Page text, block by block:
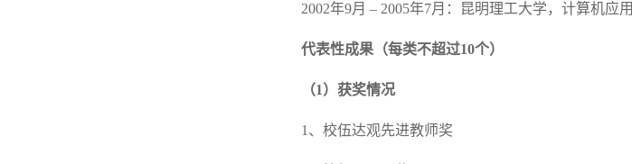
2002年9月 – 2005年7月：昆明理工大学，计算机应
代表性成果（每类不超过10个）
（1）获奖情况
1、校伍达观先进教师奖